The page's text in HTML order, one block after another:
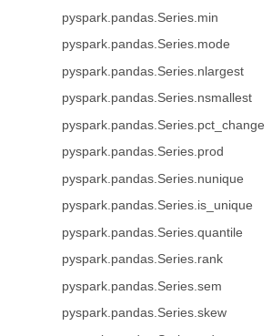
pyspark.pandas.Series.min
pyspark.pandas.Series.mode
pyspark.pandas.Series.nlargest
pyspark.pandas.Series.nsmallest
pyspark.pandas.Series.pct_change
pyspark.pandas.Series.prod
pyspark.pandas.Series.nunique
pyspark.pandas.Series.is_unique
pyspark.pandas.Series.quantile
pyspark.pandas.Series.rank
pyspark.pandas.Series.sem
pyspark.pandas.Series.skew